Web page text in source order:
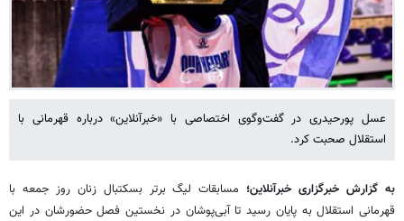
عسل پورحیدری در گفت‌وگوی اختصاصی با «خبرآنلاین» درباره قهرمانی با
استقلال صحبت کرد.
به گزارش خبرگزاری خبرآنلاین؛ مسابقات لیگ برتر بسکتبال زنان روز جمعه با
قهرمانی استقلال به پایان رسید تا آبی‌پوشان در نخستین فصل حضورشان در این